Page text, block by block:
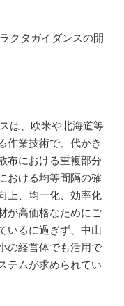
クタガイダンスの開
は、欧米や北海道等
作業技術で、代かき
布における重複部分
おける均等間隔の確
上、均一化、効率化
が高価格なためにご
いるに過ぎず、中山
の経営体でも活用で
テムが求められてい